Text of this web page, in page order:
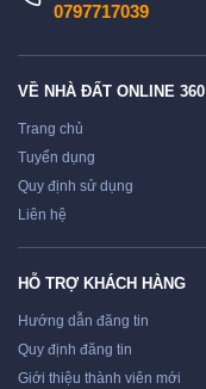
0797717039
VỀ NHÀ ĐẤT ONLINE 360
Trang chủ
Tuyển dụng
Quy định sử dụng
Liên hệ
HỖ TRỢ KHÁCH HÀNG
Hướng dẫn đăng tin
Quy định đăng tin
Giới thiệu thành viên mới